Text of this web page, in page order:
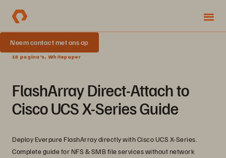
Neem contact met ons op
18 pagina's, Whitepaper
FlashArray Direct-Attach to
Cisco UCS X-Series Guide
Deploy Everpure FlashArray directly with Cisco UCS X-Series.
Complete guide for NFS & SMB file services without network